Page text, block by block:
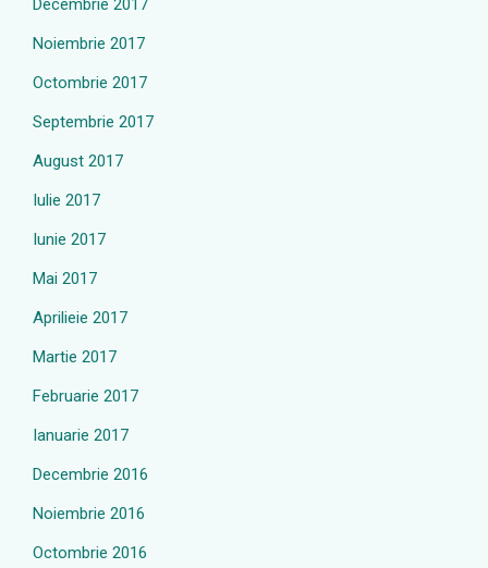
Decembrie 2017
Noiembrie 2017
Octombrie 2017
Septembrie 2017
August 2017
Iulie 2017
Iunie 2017
Mai 2017
Aprilieie 2017
Martie 2017
Februarie 2017
Ianuarie 2017
Decembrie 2016
Noiembrie 2016
Octombrie 2016